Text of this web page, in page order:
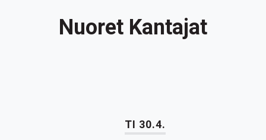
Nuoret Kantajat
TI 30.4.